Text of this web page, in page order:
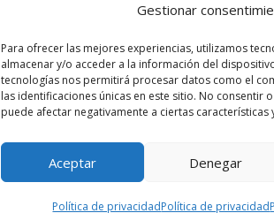
Gestionar
Para ofrecer las mejores experiencias, utilizamos
almacenar y/o acceder a la información del
tecnologías nos permitirá procesar datos como el
las identificaciones únicas en este sitio. No consentir
puede afectar negativamente a ciertas características
Aceptar Denegar
Política de privacidadPolítica de privacidad